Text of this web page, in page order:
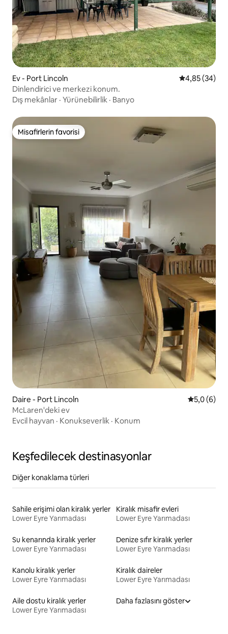
Ev - Port Lincoln 5 üzerinden
4,85 (34)
Dinlendirici ve merkezi konum.
Dış mekânlar · Yürünebilirlik · Banyo
Misafirlerin favorisi
Misafirlerin favorisi
Daire - Port Lincoln 55,0 (6)
McLaren'deki ev
Evcil hayvan · Konukseverlik · Konum
Keşfedilecek destinasyonlar
Diğer konaklama türleri
Sahile erişimi olan kiralık yerler
Lower Eyre Yarımadası
Kiralık misafir evleri
Lower Eyre Yarımadası
Su kenarında kiralık yerler
Lower Eyre Yarımadası
Denize sıfır kiralık yerler
Lower Eyre Yarımadası
Kanolu kiralık yerler
Lower Eyre Yarımadası
Kiralık daireler
Lower Eyre Yarımadası
Aile dostu kiralık yerler
Lower Eyre Yarımadası
Daha fazlasını göster